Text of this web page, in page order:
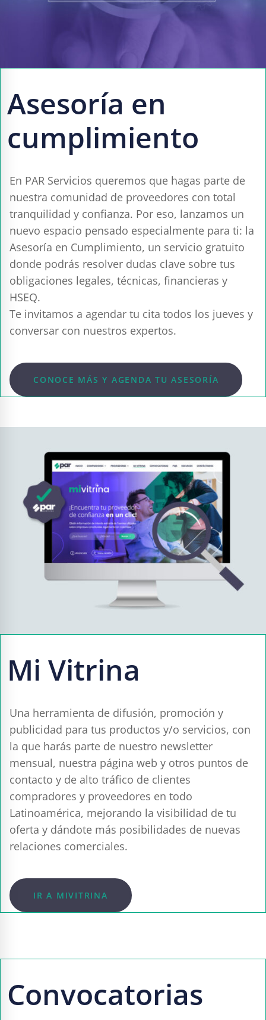
Asesoría en
cumplimiento
En PAR Servicios queremos que hagas parte de
nuestra comunidad de proveedores con total
tranquilidad y confianza. Por eso, lanzamos un
nuevo espacio pensado especialmente para ti: la
Asesoría en Cumplimiento, un servicio gratuito
donde podrás resolver dudas clave sobre tus
obligaciones legales, técnicas, financieras y
HSEQ.
Te invitamos a agendar tu cita todos los jueves y
conversar con nuestros expertos.
CONOCE MÁS Y AGENDA TU ASESORÍA
Mi Vitrina
Una herramienta de difusión, promoción y
publicidad para tus productos y/o servicios, con
la que harás parte de nuestro newsletter
mensual, nuestra página web y otros puntos de
contacto y de alto tráfico de clientes
compradores y proveedores en todo
Latinoamérica, mejorando la visibilidad de tu
oferta y dándote más posibilidades de nuevas
relaciones comerciales.
IR A MIVITRINA
Convocatorias